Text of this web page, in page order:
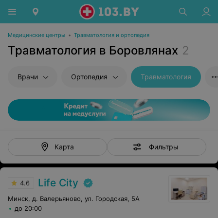
Медицинские центры • Травматология и ортопедия
Травматология в Боровлянах 2
Врачи Ортопедия Травматология
Карта Фильтры
4.6 Life City
Минск, д. Валерьяново, ул. Городская, 5А
до 20:00